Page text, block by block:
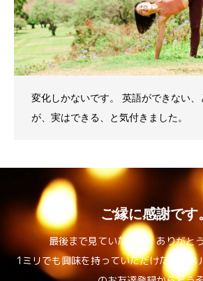
変化しかないです。 英語ができない
が、実はできる、と気付きました。
ご縁に感謝です。
最後まで見ていただき、ありがと
1ミリでも興味を持っていただけたら、メ